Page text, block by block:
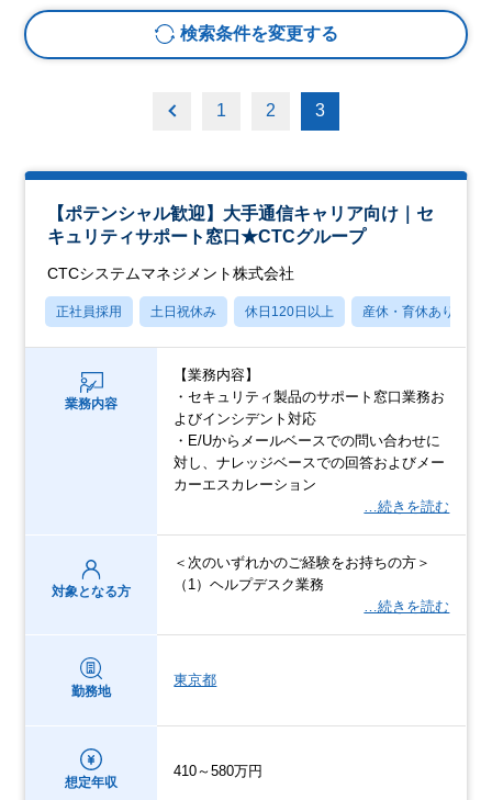
検索条件を変更する
1 2 3
【ポテンシャル歓迎】大手通信キャリア向け｜セ
キュリティサポート窓口★CTCグループ
CTCシステムマネジメント株式会社
正社員採用 土日祝休み 休日120日以上 産休・育休あり
業務内容
【業務内容】
・セキュリティ製品のサポート窓口業務お
よびインシデント対応
・E/Uからメールベースでの問い合わせに
対し、ナレッジベースでの回答およびメー
カーエスカレーション
…続きを読む
対象となる方
＜次のいずれかのご経験をお持ちの方＞
（1）ヘルプデスク業務
…続きを読む
勤務地
東京都
想定年収
410～580万円